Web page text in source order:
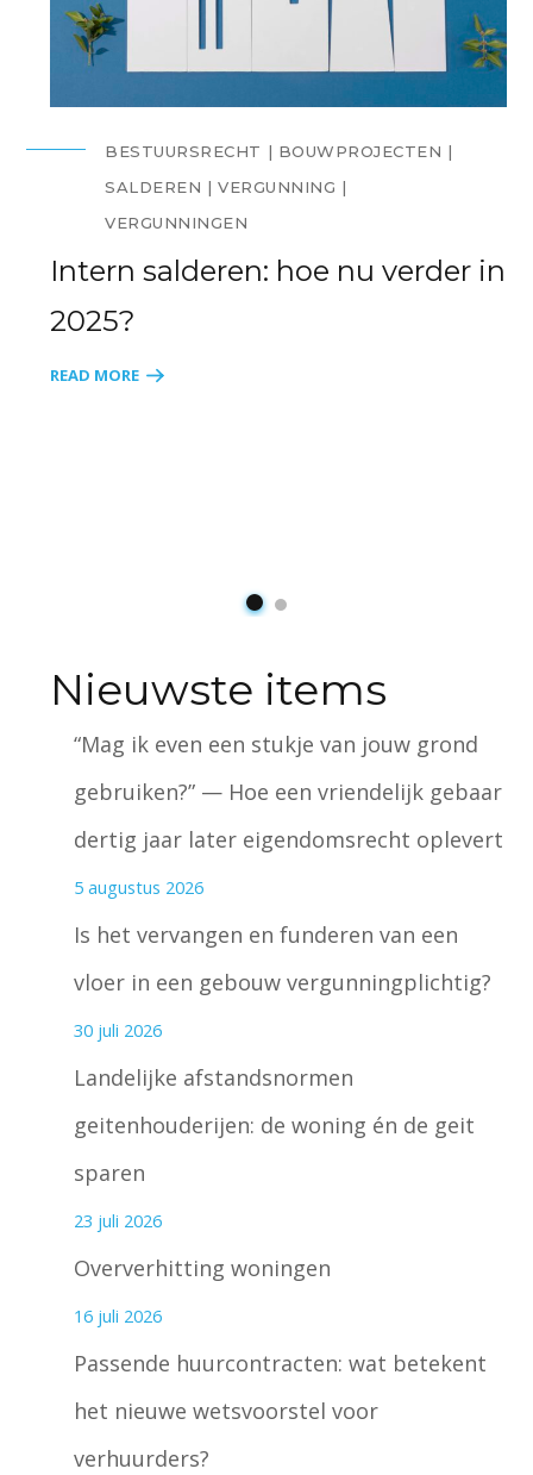
BESTUURSRECHT
BOUWPROJECTEN
SALDEREN
VERGUNNING
VERGUNNINGEN
Intern salderen: hoe nu verder in
2025?
READ MORE
Nieuwste items
“Mag ik even een stukje van jouw grond
gebruiken?” — Hoe een vriendelijk gebaar
dertig jaar later eigendomsrecht oplevert
5 augustus 2026
Is het vervangen en funderen van een
vloer in een gebouw vergunningplichtig?
30 juli 2026
Landelijke afstandsnormen
geitenhouderijen: de woning én de geit
sparen
23 juli 2026
Oververhitting woningen
16 juli 2026
Passende huurcontracten: wat betekent
het nieuwe wetsvoorstel voor
verhuurders?